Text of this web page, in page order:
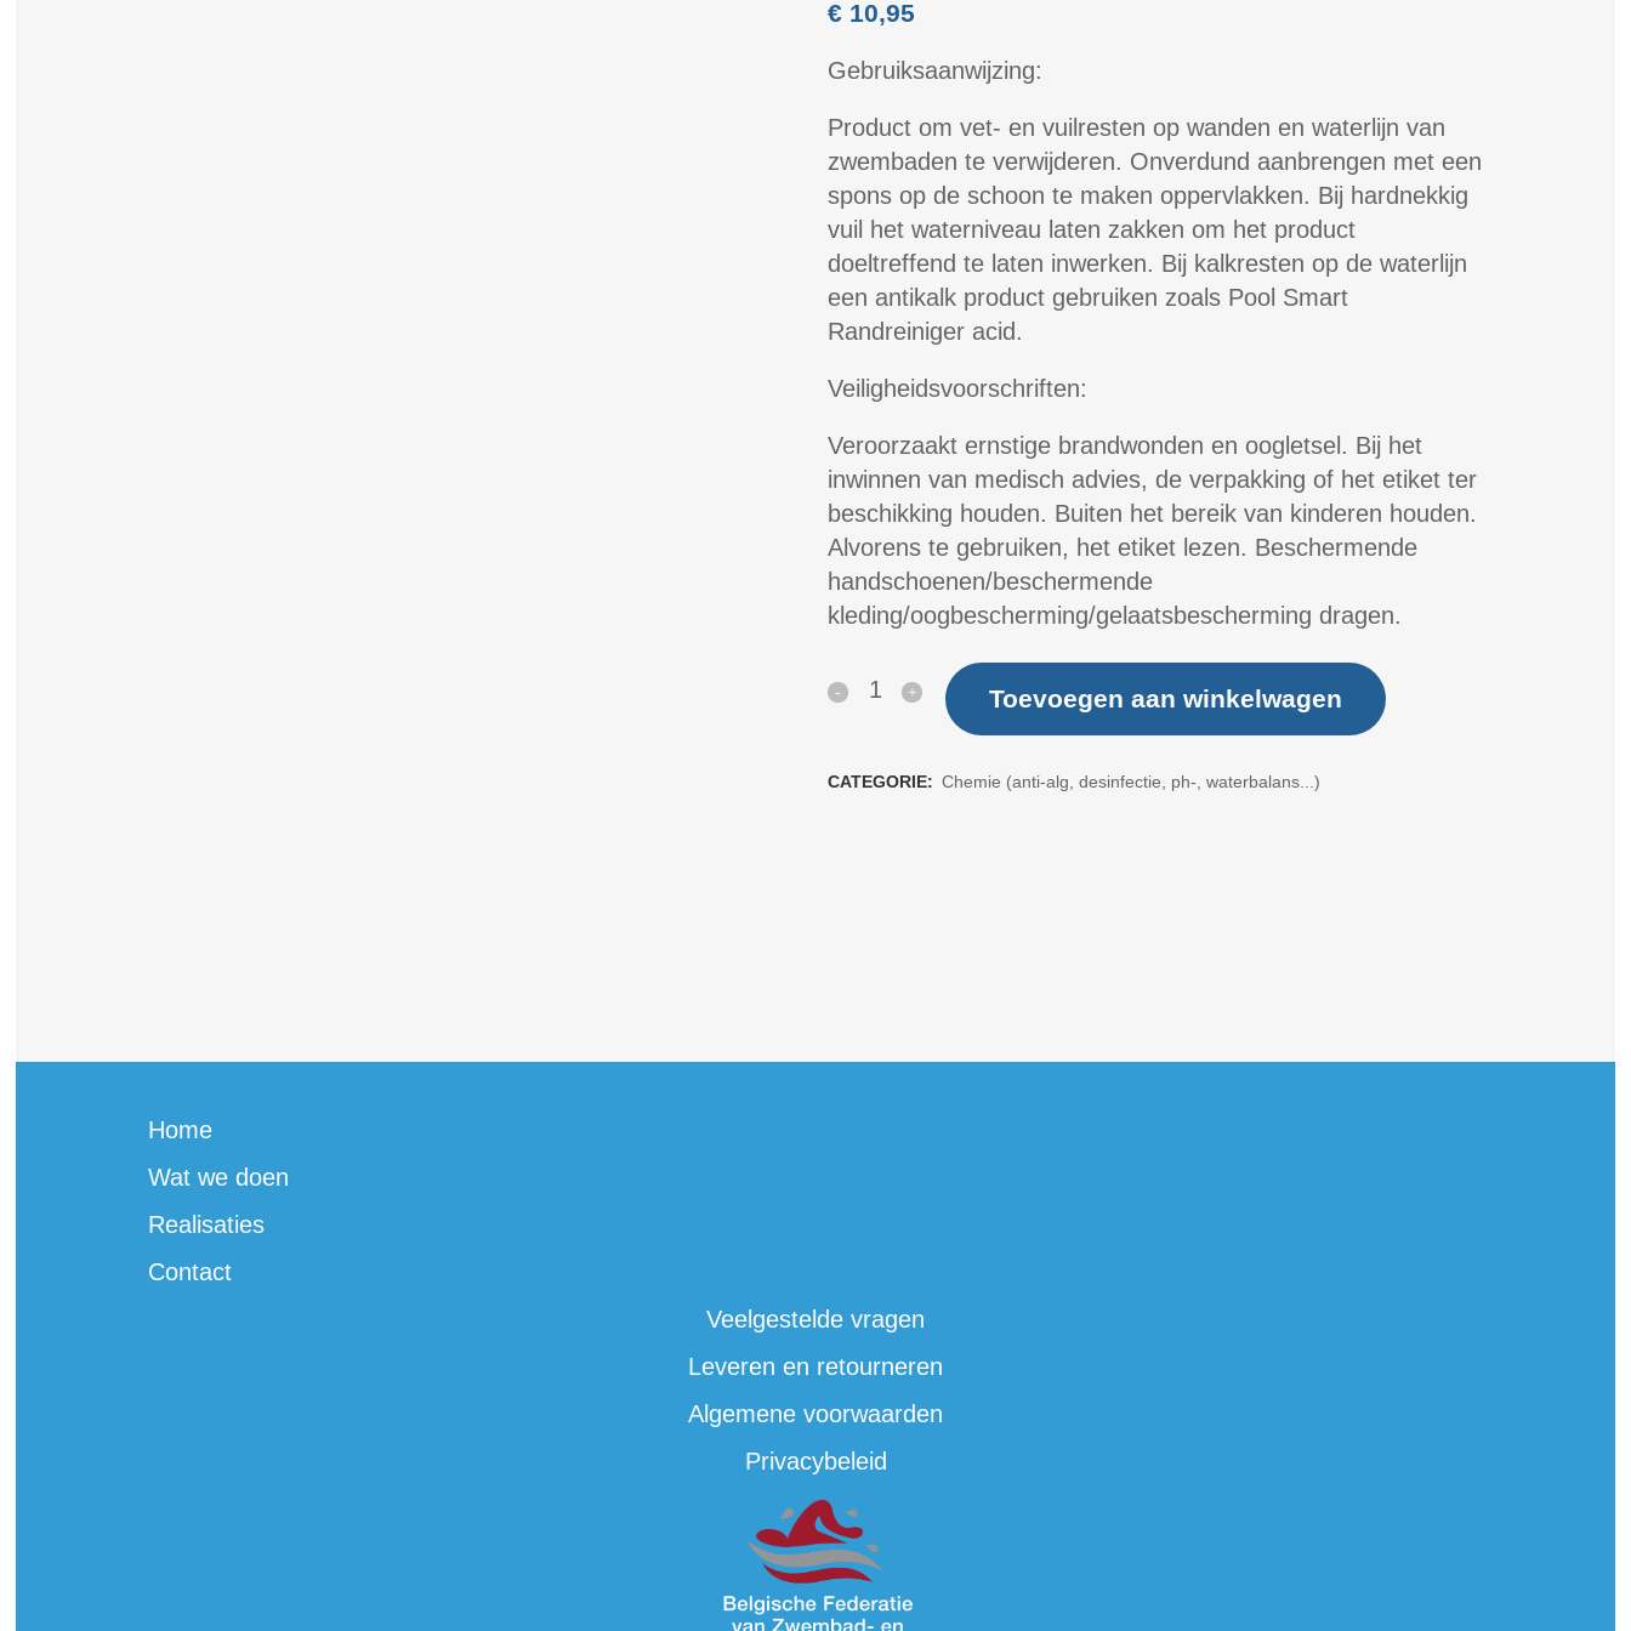
€ 10,95
Gebruiksaanwijzing:
Product om vet- en vuilresten op wanden en waterlijn van
zwembaden te verwijderen. Onverdund aanbrengen met een
spons op de schoon te maken oppervlakken. Bij hardnekkig
vuil het waterniveau laten zakken om het product
doeltreffend te laten inwerken. Bij kalkresten op de waterlijn
een antikalk product gebruiken zoals Pool Smart
Randreiniger acid.
Veiligheidsvoorschriften:
Veroorzaakt ernstige brandwonden en oogletsel. Bij het
inwinnen van medisch advies, de verpakking of het etiket ter
beschikking houden. Buiten het bereik van kinderen houden.
Alvorens te gebruiken, het etiket lezen. Beschermende
handschoenen/beschermende
kleding/oogbescherming/gelaatsbescherming dragen.
Pool
Gel
Toevoegen aan winkelwagen
CATEGORIE: Chemie (anti-alg, desinfectie, ph-, waterbalans...)
Home
Wat we doen
Realisaties
Contact
Veelgestelde vragen
Leveren en retourneren
Algemene voorwaarden
Privacybeleid